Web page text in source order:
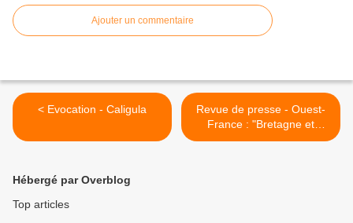
Ajouter un commentaire
< Evocation - Caligula
Revue de presse - Ouest-
France : "Bretagne et
Toscane réunies au lycée
Hébergé par Overblog
Top articles